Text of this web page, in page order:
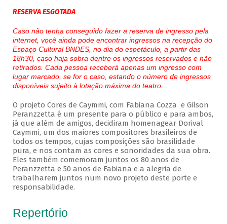
RESERVA ESGOTADA
Caso não tenha conseguido fazer a reserva de ingresso pela
internet, você ainda pode encontrar ingressos na recepção do
Espaço Cultural BNDES, no dia do espetáculo, a partir das
18h30, caso haja sobra dentre os ingressos reservados e não
retirados. Cada pessoa receberá apenas um ingresso com
lugar marcado, se for o caso, estando o número de ingressos
disponíveis sujeito à lotação máxima do teatro.
O projeto Cores de Caymmi, com Fabiana Cozza e Gilson
Peranzzetta é um presente para o público e para ambos,
já que além de amigos, decidiram homenagear Dorival
Caymmi, um dos maiores compositores brasileiros de
todos os tempos, cujas composições são brasilidade
pura, e nos contam as cores e sonoridades da sua obra.
Eles também comemoram juntos os 80 anos de
Peranzzetta e 50 anos de Fabiana e a alegria de
trabalharem juntos num novo projeto deste porte e
responsabilidade.
Repertório